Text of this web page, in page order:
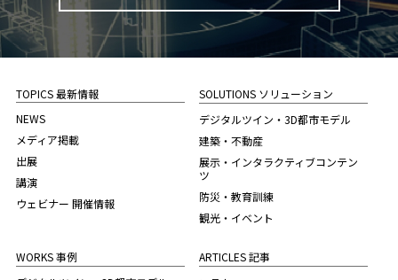
TOPICS 最新情報
NEWS
メディア掲載
出展
講演
ウェビナー 開催情報
WORKS 事例
SOLUTIONS ソリューション
デジタルツイン・3D都市モデル
建築・不動産
展示・インタラクティブコンテン
ツ
防災・教育訓練
観光・イベント
ARTICLES 記事